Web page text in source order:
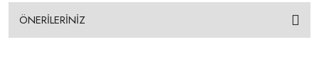
ÖNERİLERİNİZ